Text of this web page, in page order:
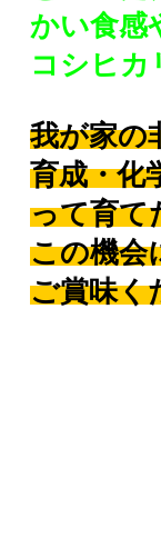
かい食感
コシヒカ
我が家の
育成・化
って育て
この機会
ご賞味く